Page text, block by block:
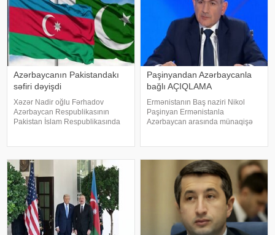
Azərbaycanın Pakistandakı
səfiri dəyişdi
Xəzər Nadir oğlu Fərhadov
Azərbaycan Respublikasının
Pakistan İslam Respublikasında
bununla bağlı Sərəncam
imzalayıb. Prezidenti
Paşinyandan Azərbaycanla
bağlı AÇIQLAMA
Ermənistanın Baş naziri Nikol
Paşinyan Ermənistanla
Azərbaycan arasında münaqişə
avqustun 8-də Vaşinqtonda